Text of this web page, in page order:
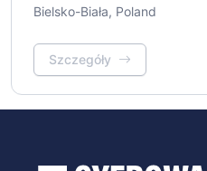
Bielsko-Biała, Poland
Szczegóły